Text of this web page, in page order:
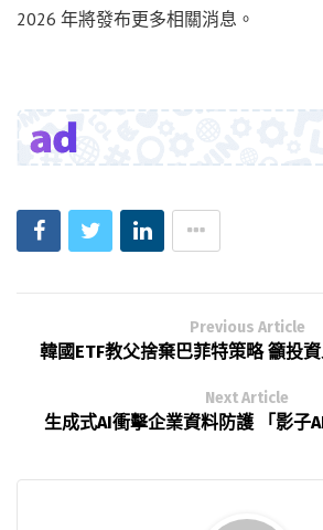
2026 年將發布更多相關消息。
Previous Article
韓國ETF教父捨棄巴菲特策略 籲投
Next Article
生成式AI衝擊企業資料防護 「影子